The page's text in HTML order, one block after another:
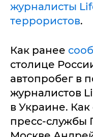
журналисты
террористов.
Как ранее
столице
автопробег в
журналистов
в Украине.
пресс-службы